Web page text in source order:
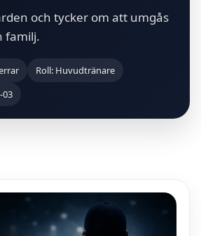
och tycker om att umgås
familj.
Roll: Huvudtränare
03